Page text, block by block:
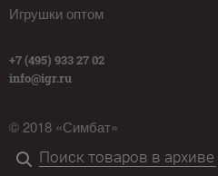
Игрушки оптом
+7 (495) 933 27 02
info@igr.ru
© 2018 «Симбат»